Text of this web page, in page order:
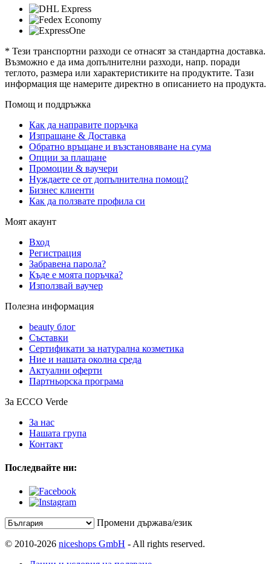
* Тези транспортни разходи се отнасят за стандартна доставка.
Възможно е да има допълнителни разходи, напр. поради
теглото, размера или характеристиките на продуктите. Тази
информация ще намерите директно в описанието на продукта.
Помощ и поддръжка
Как да направите поръчка
Изпращане & Доставка
Обратно връщане и възстановяване на сума
Опции за плащане
Промоции & ваучери
Нуждаете се от допълнителна помощ?
Бизнес клиенти
Как да ползвате профила си
Моят акаунт
Вход
Регистрация
Забравена парола?
Къде е моята поръчка?
Използвай ваучер
Полезна информация
beauty блог
Съставки
Сертификати за натурална козметика
Ние и нашата околна среда
Актуални оферти
Партньорска програма
За ECCO Verde
За нас
Нашата група
Контакт
Последвайте ни:
Промени държава/език
© 2010-2026 niceshops GmbH - All rights reserved.